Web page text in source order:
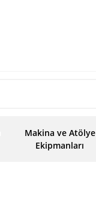
Makina ve Atölye
Ekipmanları